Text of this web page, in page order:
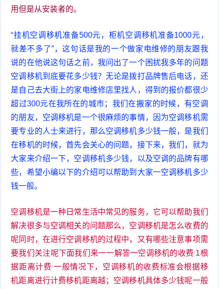
用但是从安装者的。
“挂机空调移机准备500元，柜机空调移机准备1000元，
就差不多了”，这句话是我的一个做家电维修的朋友跟我
说的在他说这句话之前，我问出了一个困扰我多年的问题
空调移机到底要花多少钱？无论是拨打品牌售后电话，还
是自己去大街上的家电维修店里找人，得到的报价都很少
超过300元在我所在的城市；我们在搬家的时候，有空调
的朋友，空调移机是一个很麻烦的事情，因为空调移机需
要专业的人士来进行，那么空调移机多少钱一般，是我们
在移机的时候，首先会关心的问题，接下来，我们，就为
大家来介绍一下，空调移机多少钱，以及空调的品牌有哪
些，希望小编以下的介绍可以帮助到大家一空调移机多少
钱一般。
空调移机是一种日常生活中常见的服务，它可以帮助我们
解决很多与空调相关的问题那么，空调移机是怎么收费的
呢同时，在进行空调移机的过程中，又有哪些注意事项需
要我们关注呢下面我们来一一解答一空调移机的收费 1根
据距离计费 一般情况下，空调移机的收费标准会根据移
机距离进行计费移机距离越；空调移机具体多少钱呢一般